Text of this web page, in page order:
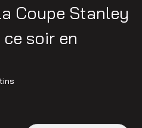
Coupe Stanley
soir en